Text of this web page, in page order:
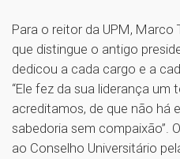
Para o reitor da UPM, Marco
que distingue o antigo
dedicou a cada cargo e a
“Ele fez da sua liderança
acreditamos, de que não há
sabedoria sem compaixão”.
ao Conselho Universitário